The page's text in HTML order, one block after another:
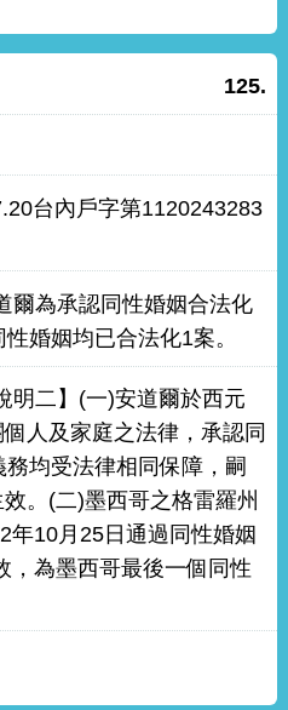
125.
台內戶字第1120243283
爾為承認同性婚姻合法化
婚姻均已合法化1案。
明二】(一)安道爾於西元
人及家庭之法律，承認同
均受法律相同保障，嗣
。(二)墨西哥之格雷羅州
年10月25日通過同性婚姻
，為墨西哥最後一個同性